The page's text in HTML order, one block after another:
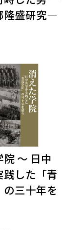
隆盛研究―
～ 日中
践した「青
の三十年を